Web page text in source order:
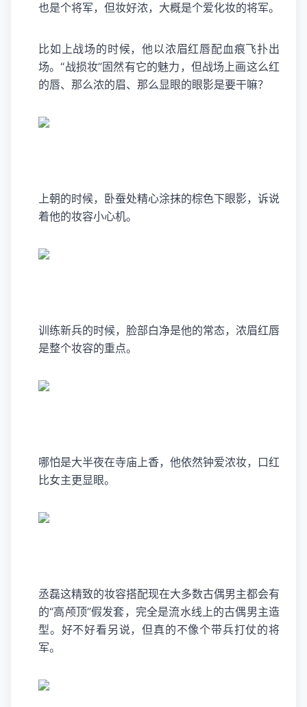
也是个将军，但妆好浓，大概是个爱化妆的将军。
比如上战场的时候，他以浓眉红唇配血痕飞扑出
场。“战损妆”固然有它的魅力，但战场上画这么红
的唇、那么浓的眉、那么显眼的眼影是要干嘛？
上朝的时候，卧蚕处精心涂抹的棕色下眼影，诉说
着他的妆容小心机。
训练新兵的时候，脸部白净是他的常态，浓眉红唇
是整个妆容的重点。
哪怕是大半夜在寺庙上香，他依然钟爱浓妆，口红
比女主更显眼。
丞磊这精致的妆容搭配现在大多数古偶男主都会有
的“高颅顶”假发套，完全是流水线上的古偶男主造
型。好不好看另说，但真的不像个带兵打仗的将
军。